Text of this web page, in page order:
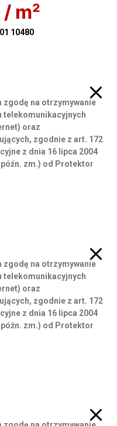
/ m²
10480
zgodę na otrzymywanie
telekomunikacyjnych
oraz
zgodnie z art. 172
z dnia 16 lipca 2004
późn. zm.) od Protektor
zgodę na otrzymywanie
telekomunikacyjnych
oraz
zgodnie z art. 172
z dnia 16 lipca 2004
późn. zm.) od Protektor